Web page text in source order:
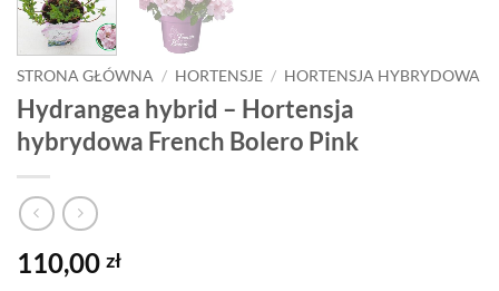
STRONA GŁÓWNA / HORTENSJE / HORTENSJA HYBRYDOWA
Hydrangea hybrid – Hortensja
hybrydowa French Bolero Pink
110,00 zł